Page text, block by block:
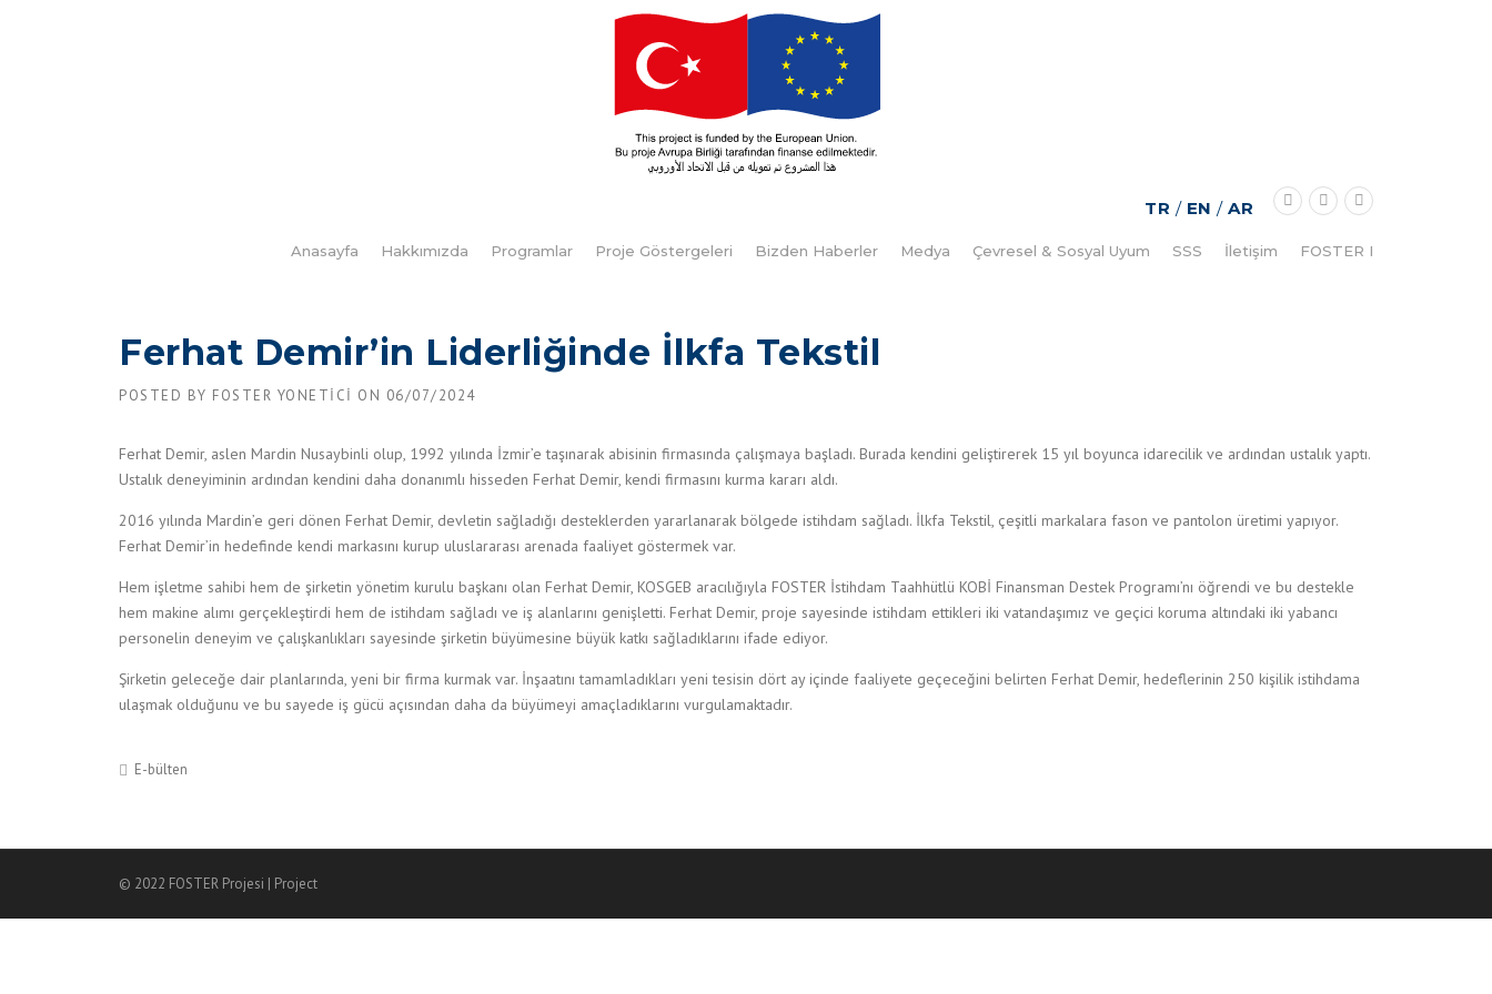
TR / EN /AR
Anasayfa Hakkımızda Programlar Proje Göstergeleri Bizden Haberler Medya Çevresel & Sosyal Uyum SSS İletişim FOSTER I
Ferhat Demir’in Liderliğinde İlkfa Tekstil
POSTED BY FOSTER YONETICI ON 06/07/2024
Ferhat Demir, aslen Mardin Nusaybinli olup, 1992 yılında İzmir’e taşınarak abisinin firmasında çalışmaya başladı. Burada kendini geliştirerek 15 yıl boyunca idarecilik ve ardından ustalık yaptı.
Ustalık deneyiminin ardından kendini daha donanımlı hisseden Ferhat Demir, kendi firmasını kurma kararı aldı.
2016 yılında Mardin’e geri dönen Ferhat Demir, devletin sağladığı desteklerden yararlanarak bölgede istihdam sağladı. İlkfa Tekstil, çeşitli markalara fason ve pantolon üretimi yapıyor.
Ferhat Demir’in hedefinde kendi markasını kurup uluslararası arenada faaliyet göstermek var.
Hem işletme sahibi hem de şirketin yönetim kurulu başkanı olan Ferhat Demir, KOSGEB aracılığıyla FOSTER İstihdam Taahhütlü KOBİ Finansman Destek Programı’nı öğrendi ve bu destekle
hem makine alımı gerçekleştirdi hem de istihdam sağladı ve iş alanlarını genişletti. Ferhat Demir, proje sayesinde istihdam ettikleri iki vatandaşımız ve geçici koruma altındaki iki yabancı
personelin deneyim ve çalışkanlıkları sayesinde şirketin büyümesine büyük katkı sağladıklarını ifade ediyor.
Şirketin geleceğe dair planlarında, yeni bir firma kurmak var. İnşaatını tamamladıkları yeni tesisin dört ay içinde faaliyete geçeceğini belirten Ferhat Demir, hedeflerinin 250 kişilik istihdama
ulaşmak olduğunu ve bu sayede iş gücü açısından daha da büyümeyi amaçladıklarını vurgulamaktadır.
E-bülten
© 2022 FOSTER Projesi | Project